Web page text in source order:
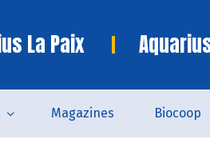
La Paix
Magazines Biocoop